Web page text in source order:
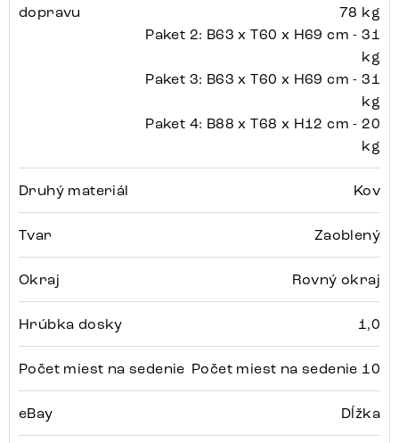
dopravu
78 kg
Paket 2: B63 x T60 x H69 cm - 31
kg
Paket 3: B63 x T60 x H69 cm - 31
kg
Paket 4: B88 x T68 x H12 cm - 20
kg
Druhý materiál Kov
Tvar Zaoblený
Okraj Rovný okraj
Hrúbka dosky 1,0
Počet miest na sedenie Počet miest na sedenie 10
eBay Dĺžka